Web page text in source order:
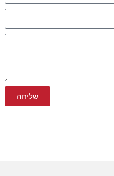
שליחה